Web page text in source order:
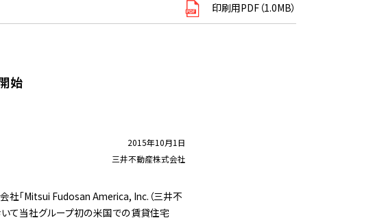
印刷用PDF（1.0MB）
始
2015年10月1日
三井不動産株式会社
社「Mitsui Fudosan America, Inc.（三井不
いて当社グループ初の米国での賃貸住宅